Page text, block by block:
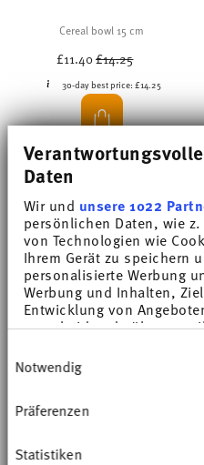
Daten
Wir und unsere 1022
persönlichen Daten, wie
von Technologien wie
Ihrem Gerät zu speichern
personalisierte Werbung
Werbung und Inhalten,
Entwicklung von
entscheiden darüber, wer
Cookie-Erklärung oder
Trigger Symbol ändern
Wenn Sie es erlauben,
erfassen, welche bis
Notwendig
Präferenzen
Statistiken
Cereal bowl 15 cm
£11.40Price reduced from
£14.25
30-day best price:£14.25
MEDAILLON WHITE
Platter 33 cm
-20%